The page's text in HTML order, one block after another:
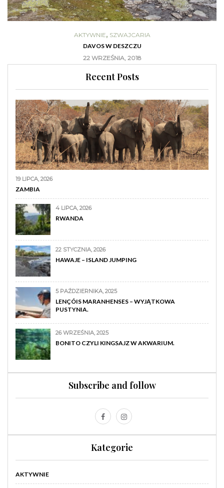
AKTYWNIE, SZWAJCARIA
DAVOS W DESZCZU
22 WRZEŚNIA, 2018
Recent Posts
19 LIPCA, 2026
ZAMBIA
4 LIPCA, 2026
RWANDA
22 STYCZNIA, 2026
HAWAJE – ISLAND JUMPING
5 PAŹDZIERNIKA, 2025
LENÇÓIS MARANHENSES – WYJĄTKOWA
PUSTYNIA.
26 WRZEŚNIA, 2025
BONITO CZYLI KINGSAJZ W AKWARIUM.
Subscribe and follow
Kategorie
AKTYWNIE